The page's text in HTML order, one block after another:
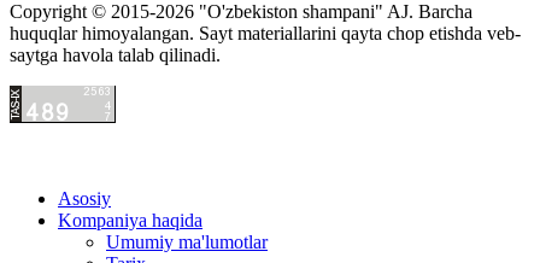
hacklink
satış
satın
al
istanbul
Copyright © 2015-2026 "O'zbekiston shampani" AJ. Barcha
huquqlar himoyalangan. Sayt materiallarini qayta chop etishda veb-
saytga havola talab qilinadi.
hacklink
Asosiy
Kompaniya haqida
Umumiy ma'lumotlar